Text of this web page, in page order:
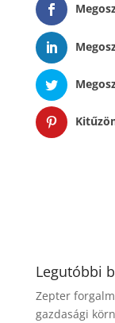
Legutóbbi
Zepter
gazdasági